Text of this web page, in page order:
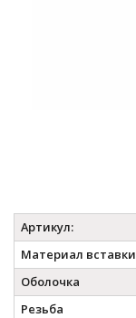
Артикул:
Материал вставки
Оболочка
Резьба